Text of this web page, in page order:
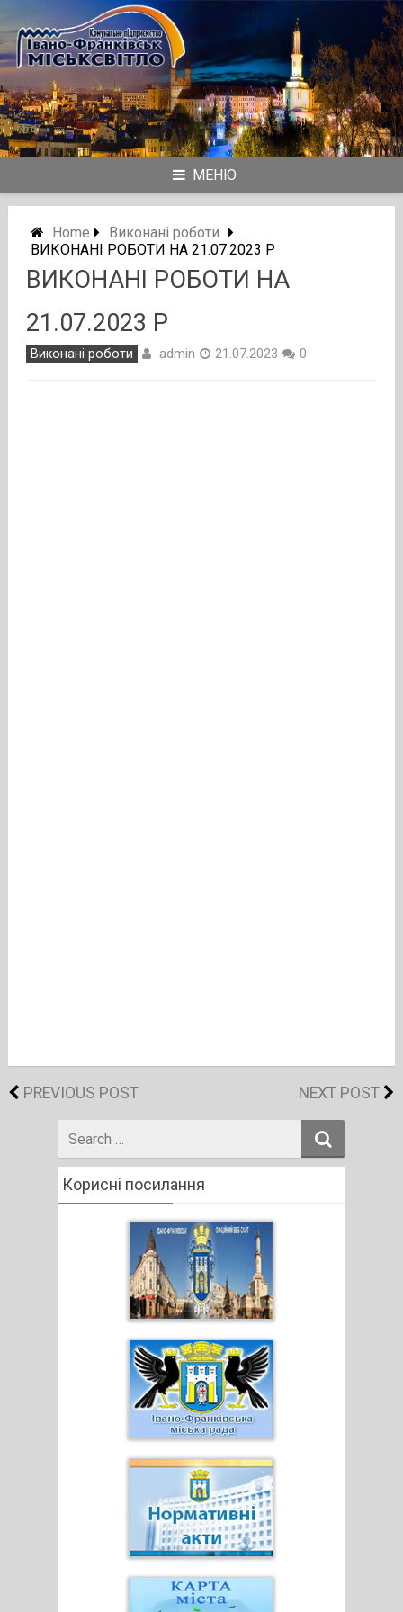
to
content
МЕНЮ
Home
Виконані роботи
ВИКОНАНІ РОБОТИ НА 21.07.2023 Р
ВИКОНАНІ РОБОТИ НА
21.07.2023 Р
Виконані роботи admin 21.07.2023 0
PREVIOUS POST NEXT POST
for
Корисні посилання